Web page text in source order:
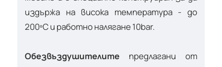
издържа на висока температура - до
200ºC и работно налягане 10bar.
Обезвъздушителите предлагани от